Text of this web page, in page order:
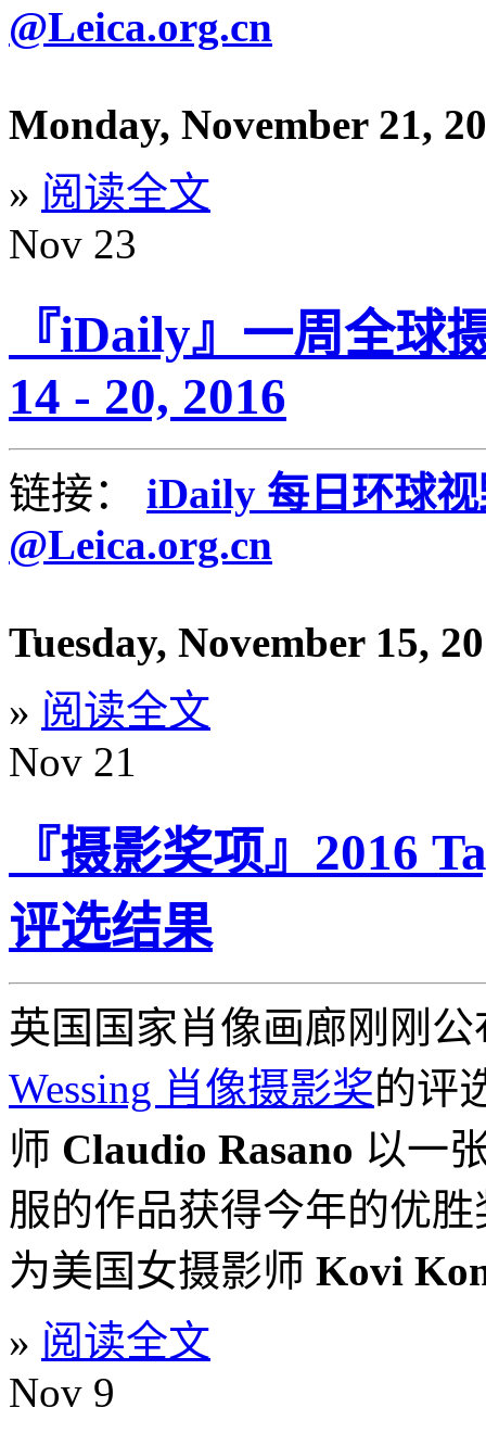
@Leica.org.cn
Monday, November 21,
» 阅读全文
Nov 23
『iDaily』一周全球
14 - 20, 2016
链接： iDaily 每日环球
@Leica.org.cn
Tuesday, November 15,
» 阅读全文
Nov 21
『摄影奖项』2016
评选结果
英国国家肖像画廊刚刚公
Wessing 肖像摄影奖的评
师 Claudio Rasano 以一
服的作品获得今年的优
为美国女摄影师 Kovi
» 阅读全文
Nov 9